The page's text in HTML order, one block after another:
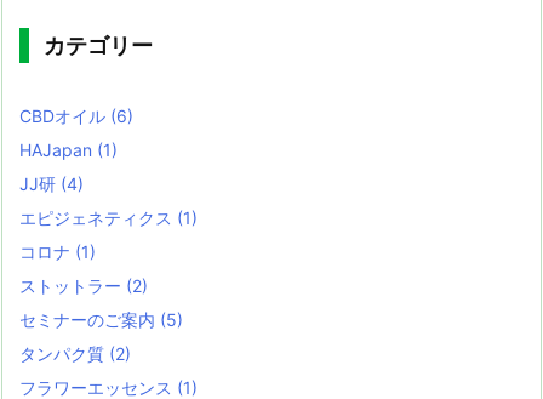
カテゴリー
CBDオイル (6)
HAJapan (1)
JJ研 (4)
エピジェネティクス (1)
コロナ (1)
ストットラー (2)
セミナーのご案内 (5)
タンパク質 (2)
フラワーエッセンス (1)